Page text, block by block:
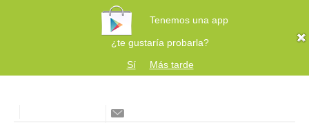
Tenemos una app
¿te gustaría probarla?
Sí
Más tarde